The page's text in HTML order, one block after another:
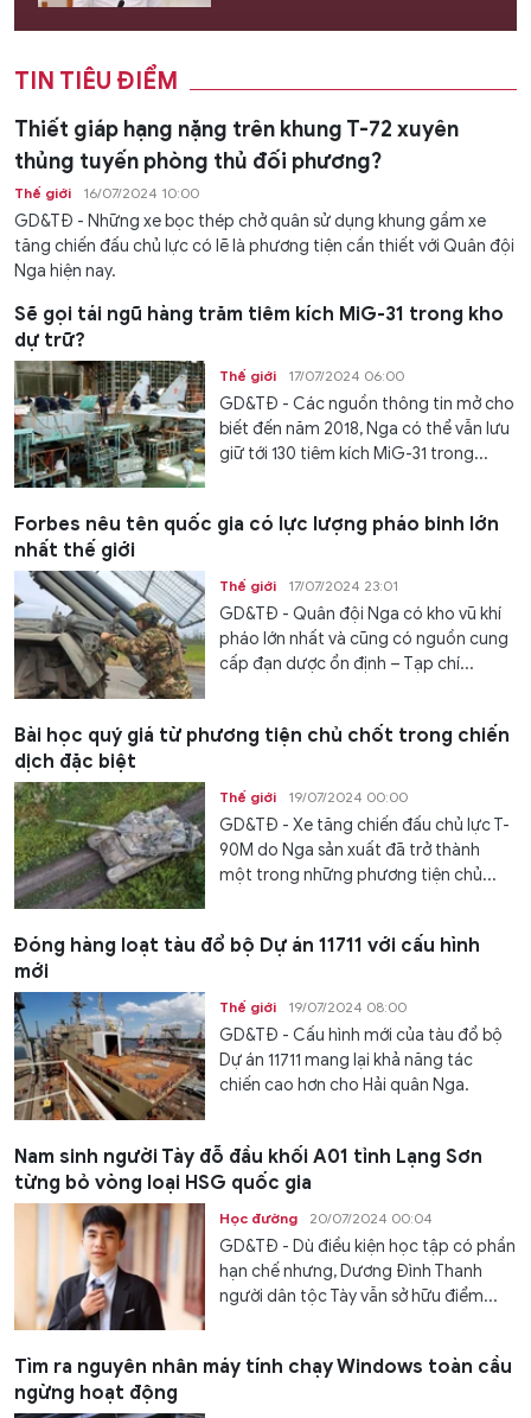
TIN TIÊU ĐIỂM
Thiết giáp hạng nặng trên khung T-72 xuyên
thủng tuyến phòng thủ đối phương?
Thế giới 16/07/2024 10:00
GD&TĐ - Những xe bọc thép chở quân sử dụng khung gầm xe
tăng chiến đấu chủ lực có lẽ là phương tiện cần thiết với Quân đội
Nga hiện nay.
Sẽ gọi tái ngũ hàng trăm tiêm kích MiG-31 trong kho
dự trữ?
Thế giới 17/07/2024 06:00
GD&TĐ - Các nguồn thông tin mở cho
biết đến năm 2018, Nga có thể vẫn lưu
giữ tới 130 tiêm kích MiG-31 trong...
Forbes nêu tên quốc gia có lực lượng pháo binh lớn
nhất thế giới
Thế giới 17/07/2024 23:01
GD&TĐ - Quân đội Nga có kho vũ khí
pháo lớn nhất và cũng có nguồn cung
cấp đạn dược ổn định – Tạp chí...
Bài học quý giá từ phương tiện chủ chốt trong chiến
dịch đặc biệt
Thế giới 19/07/2024 00:00
GD&TĐ - Xe tăng chiến đấu chủ lực T-
90M do Nga sản xuất đã trở thành
một trong những phương tiện chủ...
Đóng hàng loạt tàu đổ bộ Dự án 11711 với cấu hình
mới
Thế giới 19/07/2024 08:00
GD&TĐ - Cấu hình mới của tàu đổ bộ
Dự án 11711 mang lại khả năng tác
chiến cao hơn cho Hải quân Nga.
Nam sinh người Tày đỗ đầu khối A01 tỉnh Lạng Sơn
từng bỏ vòng loại HSG quốc gia
Học đường 20/07/2024 00:04
GD&TĐ - Dù điều kiện học tập có phần
hạn chế nhưng, Dương Đình Thanh
người dân tộc Tày vẫn sở hữu điểm...
Tìm ra nguyên nhân máy tính chạy Windows toàn cầu
ngừng hoạt động